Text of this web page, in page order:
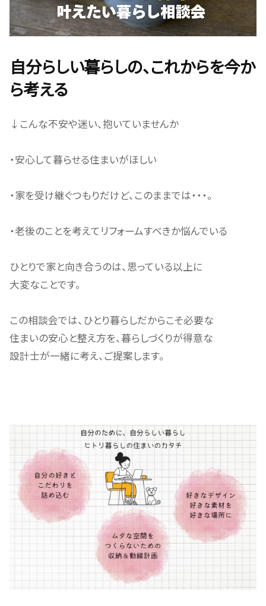
自分らしい暮らしの、これからを今か
ら考える
↓こんな不安や迷い、抱いていませんか
・安心して暮らせる住まいがほしい
・家を受け継ぐつもりだけど、このままでは・・・。
・老後のことを考えてリフォームすべきか悩んでいる
ひとりで家と向き合うのは、思っている以上に
大変なことです。
この相談会では、ひとり暮らしだからこそ必要な
住まいの安心と整え方を、暮らしづくりが得意な
設計士が一緒に考え、ご提案します。